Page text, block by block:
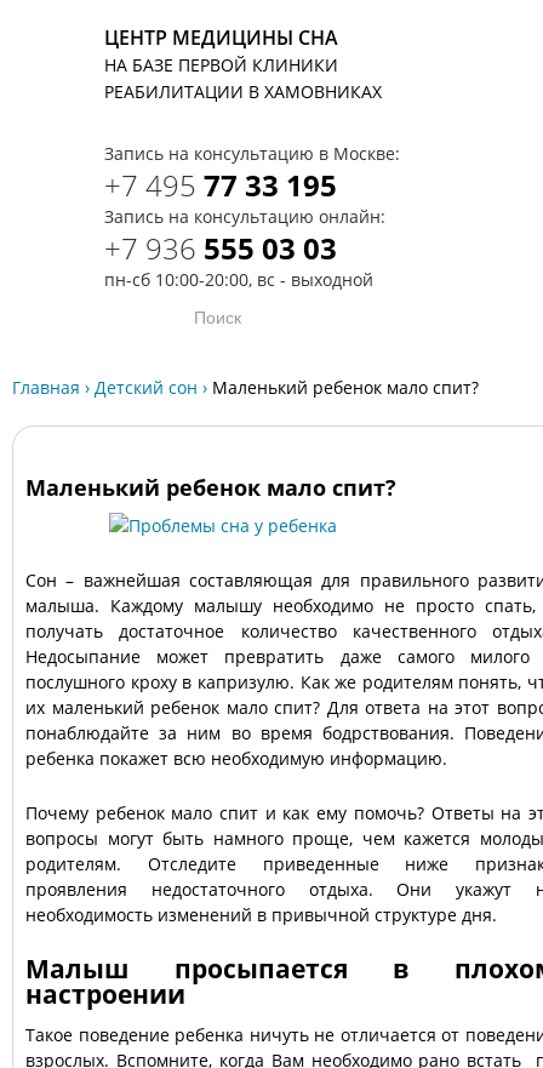
ЦЕНТР МЕДИЦИНЫ СНА
НА БАЗЕ ПЕРВОЙ КЛИНИКИ
РЕАБИЛИТАЦИИ В ХАМОВНИКАХ
Запись на консультацию в Москве:
+7 495 77 33 195
Запись на консультацию онлайн:
+7 936 555 03 03
пн-сб 10:00-20:00, вс - выходной
Главная › Детский сон › Маленький ребенок мало спит?
Маленький ребенок мало спит?
Сон – важнейшая составляющая для правильного
малыша. Каждому малышу необходимо не просто
получать достаточное количество качественного
Недосыпание может превратить даже самого милого
послушного кроху в капризулю. Как же родителям понять,
их маленький ребенок мало спит? Для ответа на этот
понаблюдайте за ним во время бодрствования.
ребенка покажет всю необходимую информацию.
Почему ребенок мало спит и как ему помочь? Ответы на
вопросы могут быть намного проще, чем кажется
родителям. Отследите приведенные ниже
проявления недостаточного отдыха. Они укажут
необходимость изменений в привычной структуре дня.
Малыш просыпается в
настроении
Такое поведение ребенка ничуть не отличается от
взрослых. Вспомните, когда Вам необходимо рано встать